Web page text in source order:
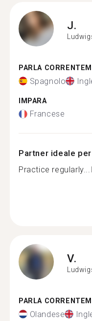
J.
PARLA
Spagnolo
IMPARA
Francese
Partner ideale
Practice regularly...
V.
PARLA
Olandese